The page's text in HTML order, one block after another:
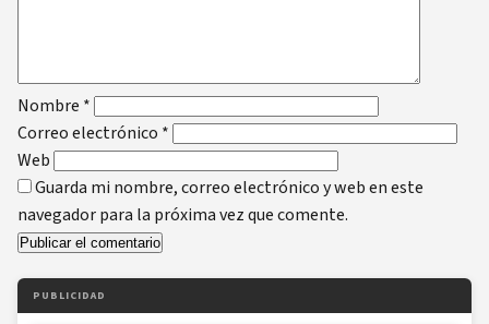
Nombre *
Correo electrónico *
Web
Guarda mi nombre, correo electrónico y web en este
navegador para la próxima vez que comente.
PUBLICIDAD